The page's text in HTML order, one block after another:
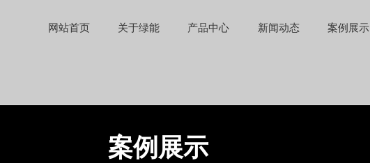
网站首页 关于绿能 产品中心 新闻动态 案例展示
案例展示